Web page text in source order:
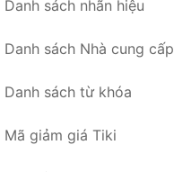
Danh sách nhãn hiệu
Danh sách Nhà cung cấp
Danh sách từ khóa
Mã giảm giá Tiki